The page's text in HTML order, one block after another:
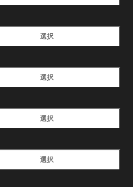
選択
選択
選択
選択